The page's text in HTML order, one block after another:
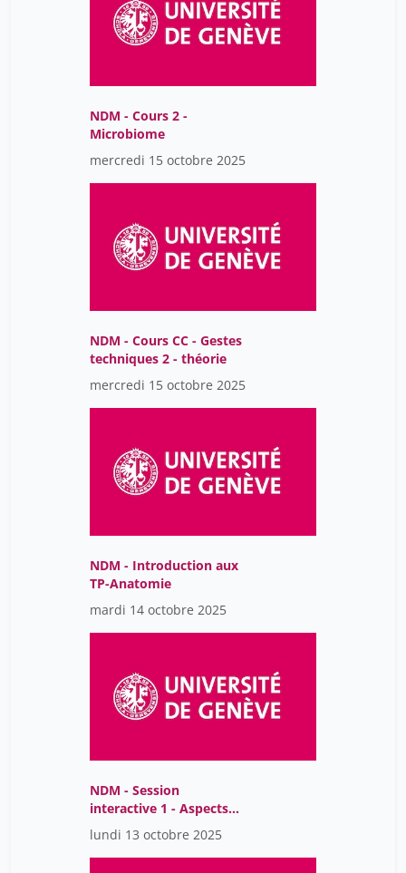
NDM - Cours 2 -
Microbiome
mercredi 15 octobre 2025
NDM - Cours CC - Gestes
techniques 2 - théorie
mercredi 15 octobre 2025
NDM - Introduction aux
TP-Anatomie
mardi 14 octobre 2025
NDM - Session
interactive 1 - Aspects
psychosociaux de la
nutrition et troubles
alimentaires
lundi 13 octobre 2025